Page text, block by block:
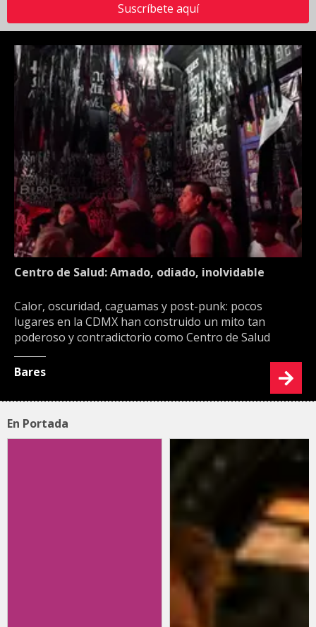
Suscríbete aquí
Centro de Salud: Amado, odiado, inolvidable
Calor, oscuridad, caguamas y post-punk: pocos
lugares en la CDMX han construido un mito tan
poderoso y contradictorio como Centro de Salud
Bares
En Portada